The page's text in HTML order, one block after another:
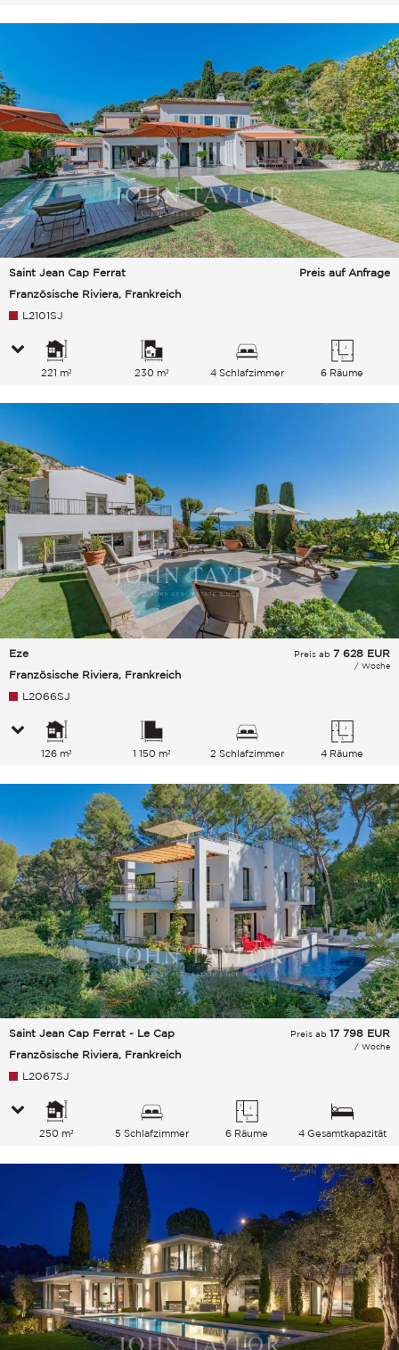
Saint Jean Cap Ferrat
Französische Riviera, Frankreich
Preis auf Anfrage
L2101SJ
221 m² 230 m² 4 Schlafzimmer 6 Räume
Eze
Französische Riviera, Frankreich
Preis ab 7 628 EUR
/ Woche
L2066SJ
126 m² 1 150 m² 2 Schlafzimmer 4 Räume
Saint Jean Cap Ferrat - Le Cap
Französische Riviera, Frankreich
Preis ab 17 798 EUR
/ Woche
L2067SJ
250 m² 5 Schlafzimmer 6 Räume 4 Gesamtkapazität